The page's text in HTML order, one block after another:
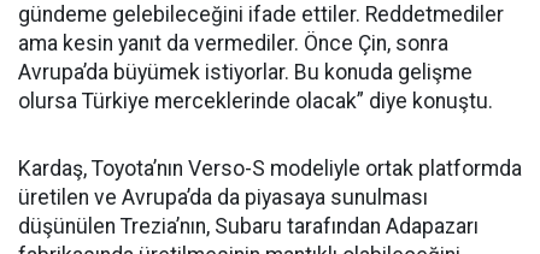
gündeme gelebileceğini ifade ettiler. Reddetmediler
ama kesin yanıt da vermediler. Önce Çin, sonra
Avrupa’da büyümek istiyorlar. Bu konuda gelişme
olursa Türkiye merceklerinde olacak” diye konuştu.
Kardaş, Toyota’nın Verso-S modeliyle ortak platformda
üretilen ve Avrupa’da da piyasaya sunulması
düşünülen Trezia’nın, Subaru tarafından Adapazarı